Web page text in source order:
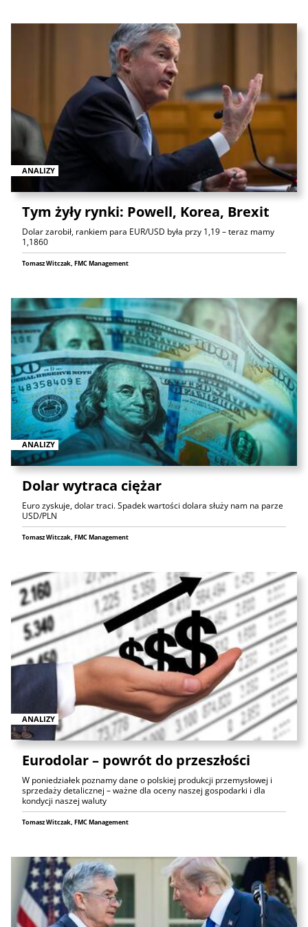
ANALIZY
Tym żyły rynki: Powell, Korea, Brexit
Dolar zarobił, rankiem para EUR/USD była przy 1,19 – teraz mamy
1,1860
Tomasz Witczak, FMC Management
ANALIZY
Dolar wytraca ciężar
Euro zyskuje, dolar traci. Spadek wartości dolara służy nam na parze
USD/PLN
Tomasz Witczak, FMC Management
ANALIZY
Eurodolar – powrót do przeszłości
W poniedziałek poznamy dane o polskiej produkcji przemysłowej i
sprzedaży detalicznej – ważne dla oceny naszej gospodarki i dla
kondycji naszej waluty
Tomasz Witczak, FMC Management